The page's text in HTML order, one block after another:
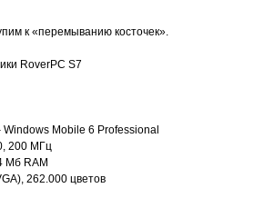
к «перемыванию косточек».
RoverPC S7
Mobile 6 Professional
200 MГц
Мб RAM
262.000 цветов